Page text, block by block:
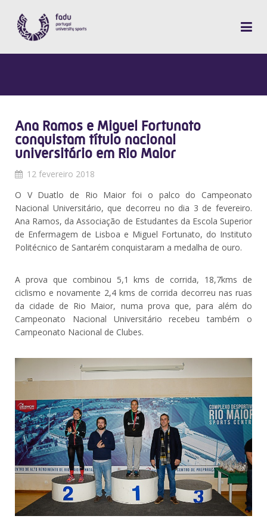
Ana Ramos e Miguel Fortunato
conquistam título nacional
universitário em Rio Maior
12 fevereiro 2018
O V Duatlo de Rio Maior foi o palco do Campeonato
Nacional Universitário, que decorreu no dia 3 de fevereiro.
Ana Ramos, da Associação de Estudantes da Escola Superior
de Enfermagem de Lisboa e Miguel Fortunato, do Instituto
Politécnico de Santarém conquistaram a medalha de ouro.
A prova que combinou 5,1 kms de corrida, 18,7kms de
ciclismo e novamente 2,4 kms de corrida decorreu nas ruas
da cidade de Rio Maior, numa prova que, para além do
Campeonato Nacional Universitário recebeu também o
Campeonato Nacional de Clubes.